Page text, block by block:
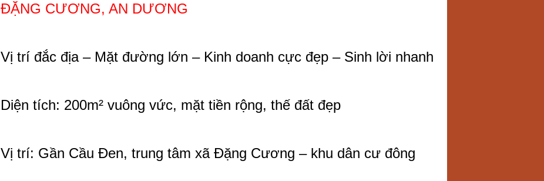
ĐẶNG CƯƠNG, AN DƯƠNG
Vị trí đắc địa – Mặt đường lớn – Kinh doanh cực đẹp – Sinh lời nhanh
Diện tích: 200m² vuông vức, mặt tiền rộng, thế đất đẹp
Vị trí: Gần Cầu Đen, trung tâm xã Đặng Cương – khu dân cư đông